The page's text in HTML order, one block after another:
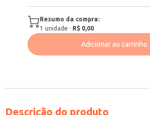
Resumo da compra:
1 unidade · R$ 0,00
Adicionar ao carrinho
Descrição do produto